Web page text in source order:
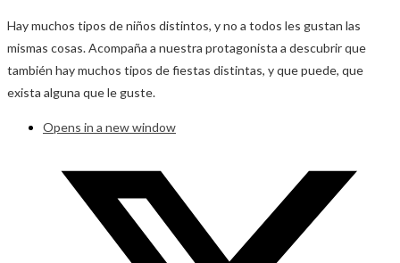
Hay muchos tipos de niños distintos, y no a todos les gustan las
mismas cosas. Acompaña a nuestra protagonista a descubrir que
también hay muchos tipos de fiestas distintas, y que puede, que
exista alguna que le guste.
Opens in a new window